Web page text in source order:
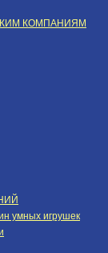
КОМПАНИЯМ
умных игрушек